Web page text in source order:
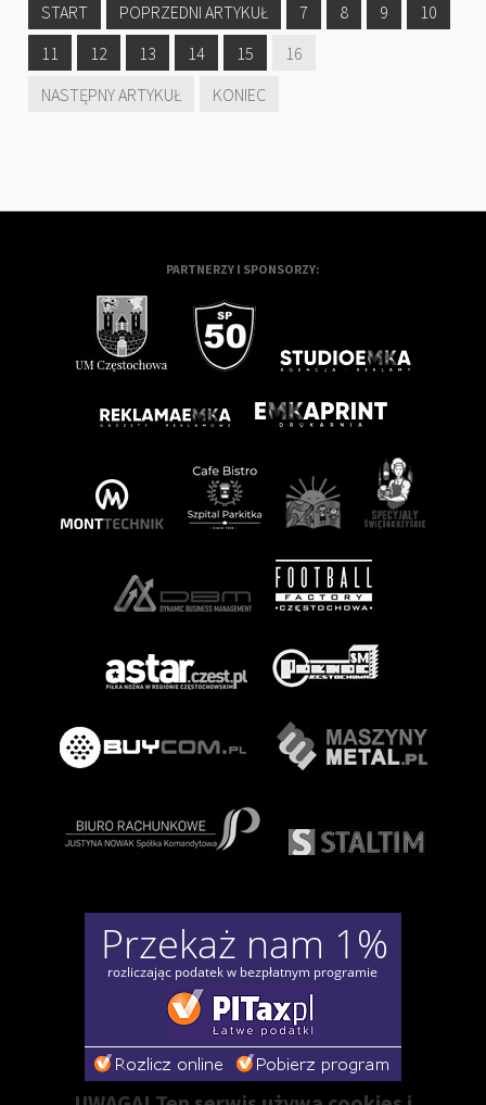
START
POPRZEDNI ARTYKUŁ 7 8 9
10
11
12 13 14 15
16
NASTĘPNY ARTYKUŁ
KONIEC
PARTNERZY I SPONSORZY: